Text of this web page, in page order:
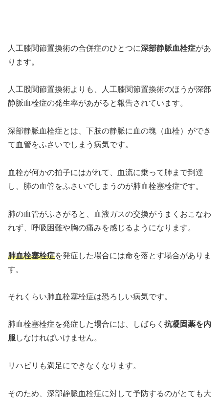
人工膝関節置換術の合併症のひとつに深部静脈血栓症があ
ります。
人工股関節置換術よりも、人工膝関節置換術のほうが深部
静脈血栓症の発生率があがると報告されています。
深部静脈血栓症とは、下肢の静脈に血の塊（血栓）ができ
て血管をふさいでしまう病気です。
血栓が何かの拍子にはがれて、血流に乗って肺まで到達
し、肺の血管をふさいでしまうのが肺血栓塞栓症です。
肺の血管がふさがると、血液ガスの交換がうまくおこなわ
れず、呼吸困難や胸の痛みを感じるようになります。
肺血栓塞栓症を発症した場合には命を落とす場合がありま
す。
それくらい肺血栓塞栓症は恐ろしい病気です。
肺血栓塞栓症を発症した場合には、しばらく 抗凝固薬を内
服 しなければいけません。
リハビリも満足にできなくなります。
そのため、深部静脈血栓症に対して予防するのがとても大